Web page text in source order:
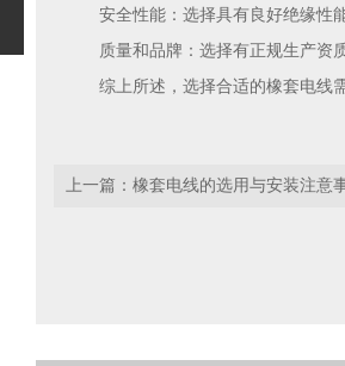
安全性能：选择具有良好绝缘性
质量和品牌：选择有正规生产资
综上所述，选择合适的橡套电线
上一篇： 橡套电线的选用与安装注意